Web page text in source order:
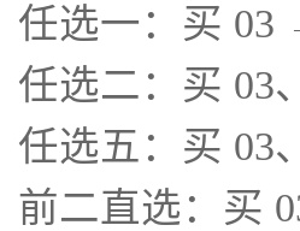
任选一：买
任选二：买 03
任选五：买 03
前二直选：买